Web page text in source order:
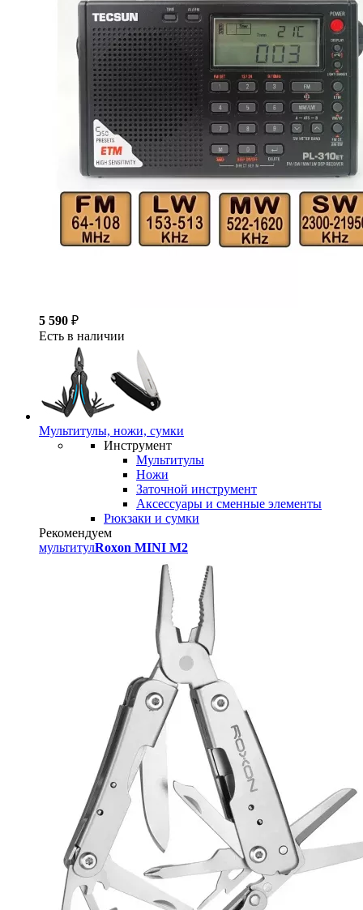
5 590 ₽
Есть в наличии
Мультитулы, ножи, сумки
Инструмент
Мультитулы
Ножи
Заточной инструмент
Аксессуары и сменные элементы
Рюкзаки и сумки
Рекомендуем
мультитулRoxon MINI M2